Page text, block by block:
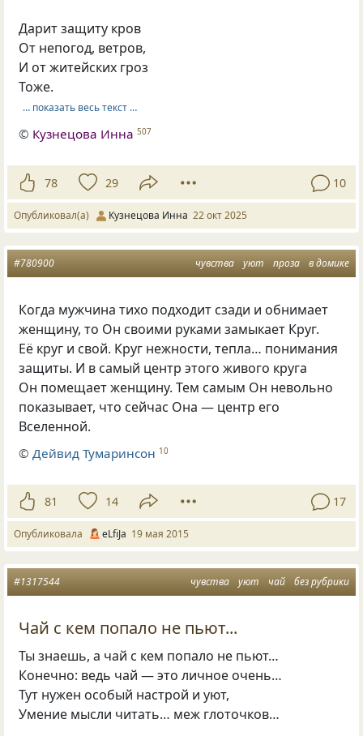
Дарит защиту кров
От непогод, ветров,
И от житейских гроз
Тоже.
… показать весь текст …
© Кузнецова Инна 507
78 29 10
Опубликовал(а) Кузнецова Инна 22 окт 2025
чувства уют проза в домике
#780900
Когда мужчина тихо подходит сзади и обнимает
женщину, то Он своими руками замыкает Круг.
Её круг и свой. Круг нежности, тепла… понимания
защиты. И в самый центр этого живого круга
Он помещает женщину. Тем самым Он невольно
показывает, что сейчас Она — центр его
Вселенной.
© Дейвид Тумаринсон 10
81 14 17
Опубликовала eLfiJa 19 мая 2015
чувства уют чай без рубрики
#1317544
Чай с кем попало не пьют...
Ты знаешь, а чай с кем попало не пьют…
Конечно: ведь чай — это личное очень…
Тут нужен особый настрой и уют,
Умение мысли читать… меж глоточков…